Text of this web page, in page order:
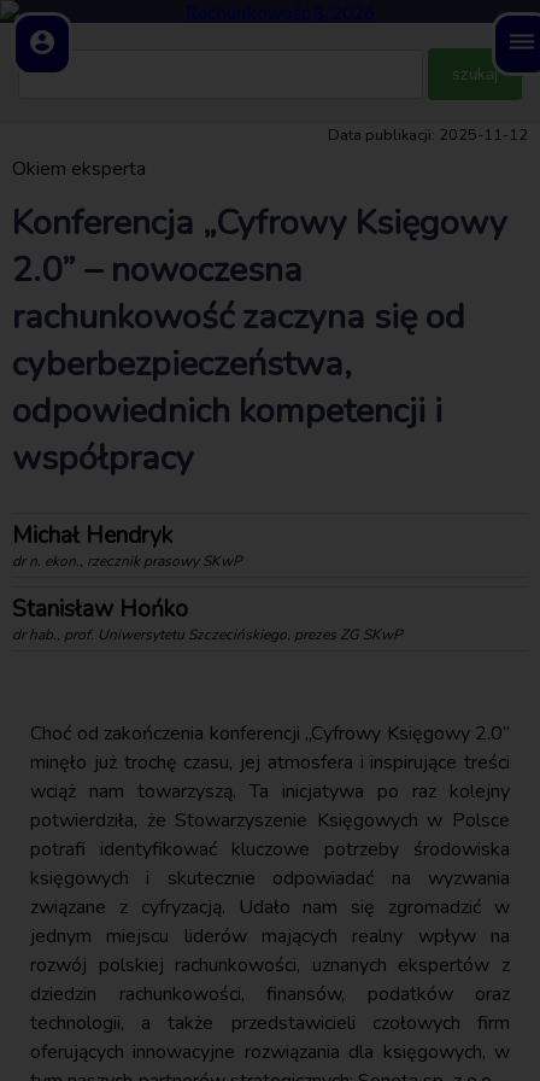
account_circle dehaze
Data publikacji: 2025-11-12
Okiem eksperta
Konferencja „Cyfrowy Księgowy
2.0” – nowoczesna
rachunkowość zaczyna się od
cyberbezpieczeństwa,
odpowiednich kompetencji i
współpracy
Michał Hendryk
dr n. ekon., rzecznik prasowy SKwP
Stanisław Hońko
dr hab., prof. Uniwersytetu Szczecińskiego, prezes ZG SKwP
Choć od zakończenia konferencji „Cyfrowy Księgowy 2.0”
minęło już trochę czasu, jej atmosfera i inspirujące treści
wciąż nam towarzyszą. Ta inicjatywa po raz kolejny
potwierdziła, że Stowarzyszenie Księgowych w Polsce
potrafi identyfikować kluczowe potrzeby środowiska
księgowych i skutecznie odpowiadać na wyzwania
związane z cyfryzacją. Udało nam się zgromadzić w
jednym miejscu liderów mających realny wpływ na
rozwój polskiej rachunkowości, uznanych ekspertów z
dziedzin rachunkowości, finansów, podatków oraz
technologii, a także przedstawicieli czołowych firm
oferujących innowacyjne rozwiązania dla księgowych, w